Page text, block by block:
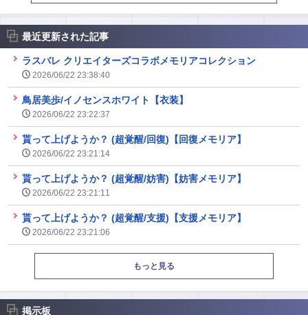
最近更新された記事
ラスバレ クリエイターズコラボメモリアコレクション
2026/06/22 23:38:40
鳥居美歩/イノセンスホワイト【衣装】
2026/06/22 23:22:37
貰って上げようか？ (超覚醒/回復)【回復メモリア】
2026/06/22 23:21:14
貰って上げようか？ (超覚醒/妨害)【妨害メモリア】
2026/06/22 23:21:11
貰って上げようか？ (超覚醒/支援)【支援メモリア】
2026/06/22 23:21:06
もっと見る
掲示板